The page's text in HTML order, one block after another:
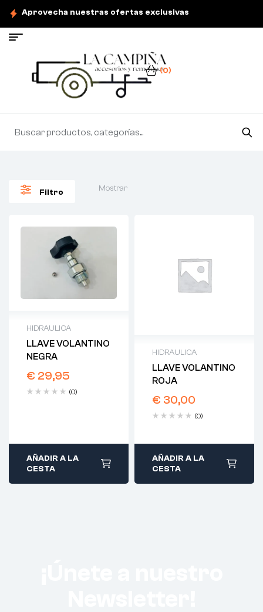
Aprovecha nuestras ofertas exclusivas
(0)
Filtro Mostrar
HIDRAULICA
LLAVE VOLANTINO
NEGRA
€ 29,95
(0)
AÑADIR A LA
CESTA
HIDRAULICA
LLAVE VOLANTINO
ROJA
€ 30,00
(0)
AÑADIR A LA
CESTA